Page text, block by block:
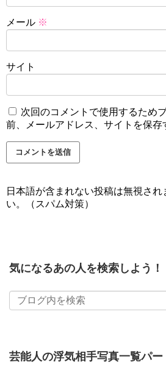
メール ※
サイト
次回のコメントで使用するため
前、メールアドレス、サイトを保存
日本語が含まれない投稿は無視され
い。（スパム対策）
気になるあの人を検索しよう！
芸能人の浮気相手写真一覧パ